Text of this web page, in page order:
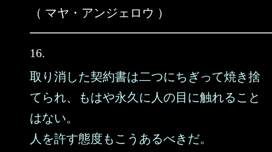
（ マヤ・アンジェロウ ）
16.
取り消した契約書は二つにちぎって焼き捨
てられ、もはや永久に人の目に触れること
はない。
人を許す態度もこうあるべきだ。